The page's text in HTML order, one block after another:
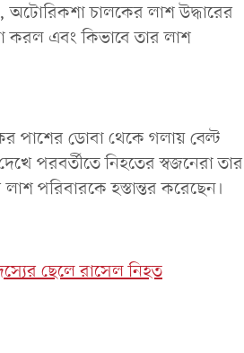
অটোরিকশা চালকের লাশ উদ্ধারের
করল এবং কিভাবে তার লাশ
পাশের ডোবা থেকে গলায় বেল্ট
পরবর্তীতে নিহতের স্বজনেরা তার
পরিবারকে হস্তান্তর করেছেন।
ছেলে রাসেল নিহত